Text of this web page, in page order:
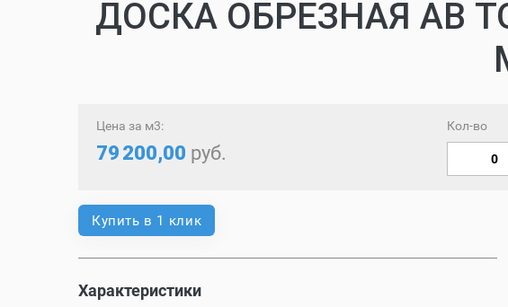
ДОСКА ОБРЕЗНАЯ AB
Цена за м3:
79 200,00 руб.
Кол-во
Купить в 1 клик
Характеристики